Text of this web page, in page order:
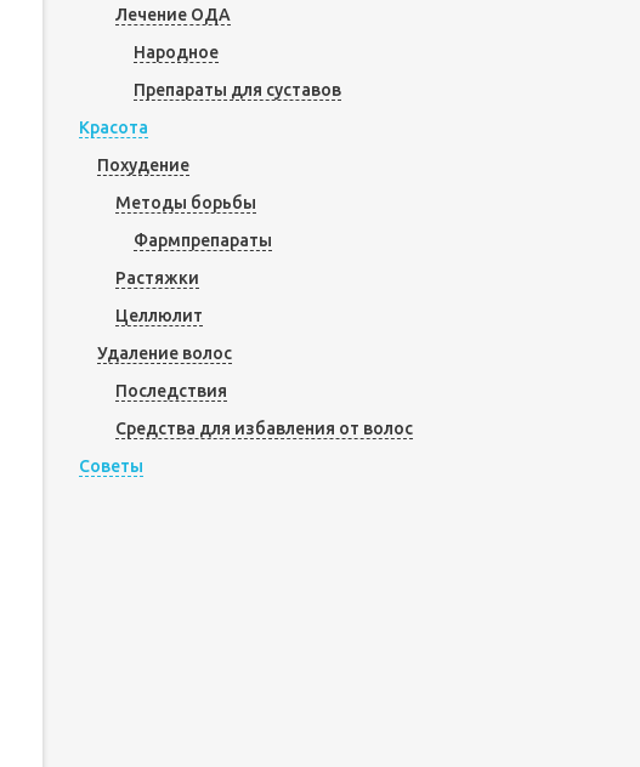
Лечение ОДА
Народное
Препараты для суставов
Красота
Похудение
Методы борьбы
Фармпрепараты
Растяжки
Целлюлит
Удаление волос
Последствия
Средства для избавления от волос
Советы